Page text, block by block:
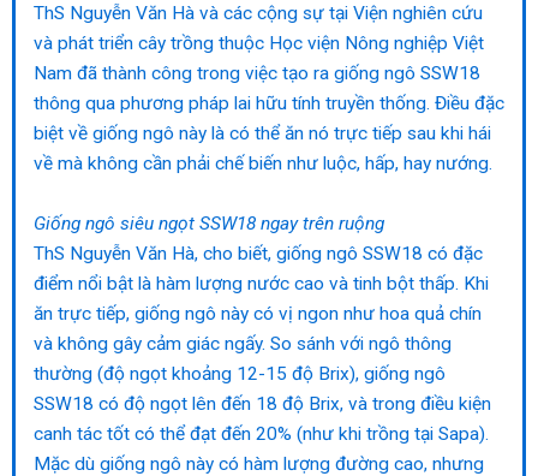
ThS Nguyễn Văn Hà và các cộng sự tại Viện nghiên cứu
và phát triển cây trồng thuộc Học viện Nông nghiệp Việt
Nam đã thành công trong việc tạo ra giống ngô SSW18
thông qua phương pháp lai hữu tính truyền thống. Điều đặc
biệt về giống ngô này là có thể ăn nó trực tiếp sau khi hái
về mà không cần phải chế biến như luộc, hấp, hay nướng.
Giống ngô siêu ngọt SSW18 ngay trên ruộng
ThS Nguyễn Văn Hà, cho biết, giống ngô SSW18 có đặc
điểm nổi bật là hàm lượng nước cao và tinh bột thấp. Khi
ăn trực tiếp, giống ngô này có vị ngon như hoa quả chín
và không gây cảm giác ngấy. So sánh với ngô thông
thường (độ ngọt khoảng 12-15 độ Brix), giống ngô
SSW18 có độ ngọt lên đến 18 độ Brix, và trong điều kiện
canh tác tốt có thể đạt đến 20% (như khi trồng tại Sapa).
Mặc dù giống ngô này có hàm lượng đường cao, nhưng